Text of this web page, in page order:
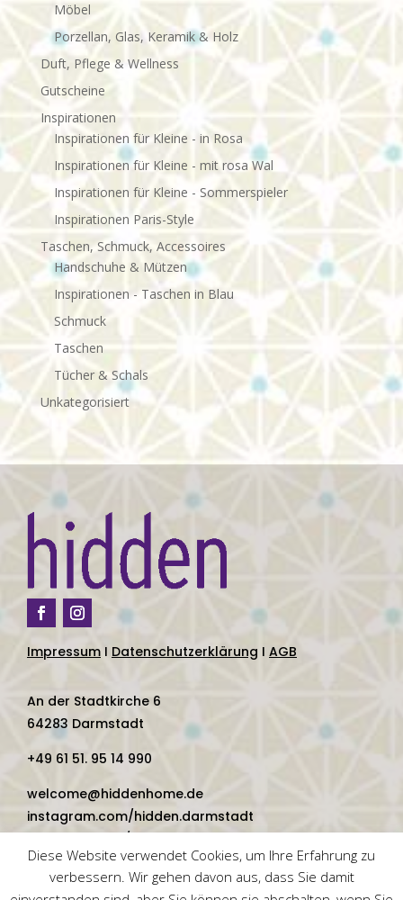
Möbel
Porzellan, Glas, Keramik & Holz
Duft, Pflege & Wellness
Gutscheine
Inspirationen
Inspirationen für Kleine - in Rosa
Inspirationen für Kleine - mit rosa Wal
Inspirationen für Kleine - Sommerspieler
Inspirationen Paris-Style
Taschen, Schmuck, Accessoires
Handschuhe & Mützen
Inspirationen - Taschen in Blau
Schmuck
Taschen
Tücher & Schals
Unkategorisiert
Impressum I Datenschutzerklärung I AGB
An der Stadtkirche 6
64283 Darmstadt
+49 61 51. 95 14 990
welcome@hiddenhome.de
instagram.com/hidden.darmstadt
Diese Website verwendet Cookies, um Ihre Erfahrung zu
verbessern. Wir gehen davon aus, dass Sie damit